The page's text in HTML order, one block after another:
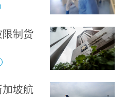
制货
坡航